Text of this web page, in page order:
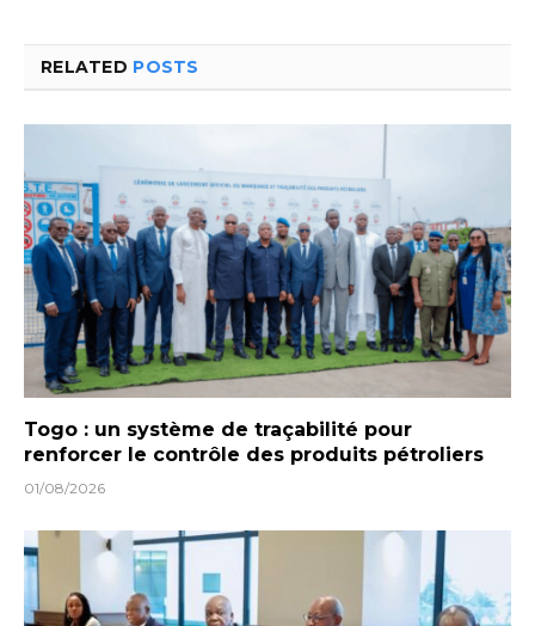
RELATED POSTS
Togo : un système de traçabilité pour
renforcer le contrôle des produits pétroliers
01/08/2026